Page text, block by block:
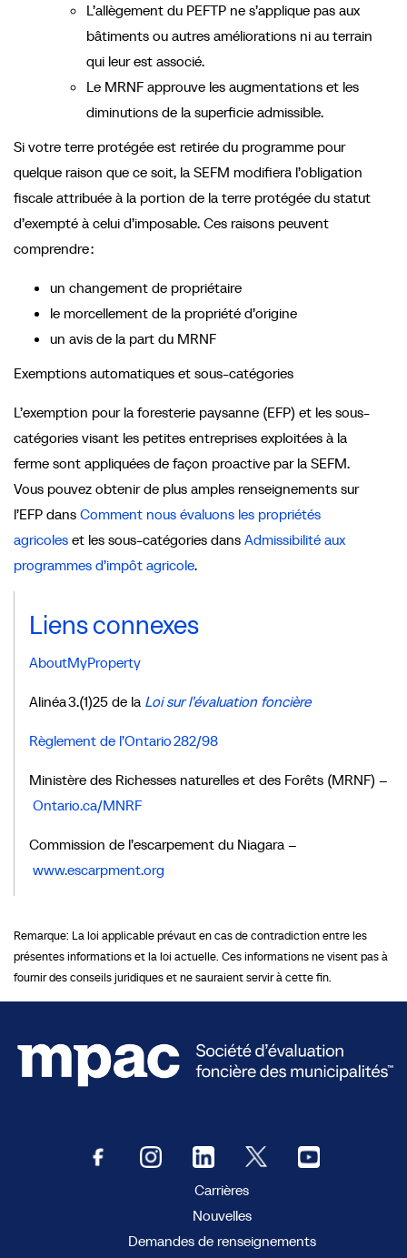
L’allègement du PEFTP ne s’applique pas aux
bâtiments ou autres améliorations ni au terrain
qui leur est associé.
Le MRNF approuve les augmentations et les
diminutions de la superficie admissible.
Si votre terre protégée est retirée du programme pour
quelque raison que ce soit, la SEFM modifiera l’obligation
fiscale attribuée à la portion de la terre protégée du statut
d’exempté à celui d’imposable. Ces raisons peuvent
comprendre :
un changement de propriétaire
le morcellement de la propriété d’origine
un avis de la part du MRNF
Exemptions automatiques et sous-catégories
L’exemption pour la foresterie paysanne (EFP) et les sous-
catégories visant les petites entreprises exploitées à la
ferme sont appliquées de façon proactive par la SEFM.
Vous pouvez obtenir de plus amples renseignements sur
l’EFP dans Comment nous évaluons les propriétés
agricoles et les sous-catégories dans Admissibilité aux
programmes d’impôt agricole.
Liens connexes
AboutMyProperty
Alinéa 3.(1)25 de la Loi sur l’évaluation foncière
Règlement de l’Ontario 282/98
Ministère des Richesses naturelles et des Forêts (MRNF) –
Ontario.ca/MNRF
Commission de l’escarpement du Niagara –
www.escarpment.org
Remarque: La loi applicable prévaut en cas de contradiction entre les
présentes informations et la loi actuelle. Ces informations ne visent pas à
fournir des conseils juridiques et ne sauraient servir à cette fin.
Carrières
Nouvelles
Demandes de renseignements